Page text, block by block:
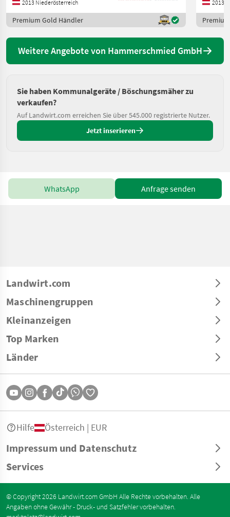
2013 Niederösterreich
Premium Gold Händler
2013
Weitere Angebote von Hammerschmied GmbH
Sie haben Kommunalgeräte / Böschungsmäher zu
verkaufen?
Auf Landwirt.com erreichen Sie über 545.000 registrierte Nutzer.
Jetzt inserieren
WhatsApp Anfrage senden
Landwirt.com
Maschinengruppen
Kleinanzeigen
Top Marken
Länder
Impressum und Datenschutz
Services
Hilfe Österreich | EUR
© Copyright 2026 Landwirt.com GmbH Alle Rechte vorbehalten. Alle
Angaben ohne Gewähr - Druck- und Satzfehler vorbehalten.